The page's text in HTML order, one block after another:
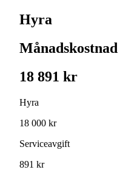
Hyra
Månadskostnad
18 891 kr
Hyra
18 000 kr
Serviceavgift
891 kr